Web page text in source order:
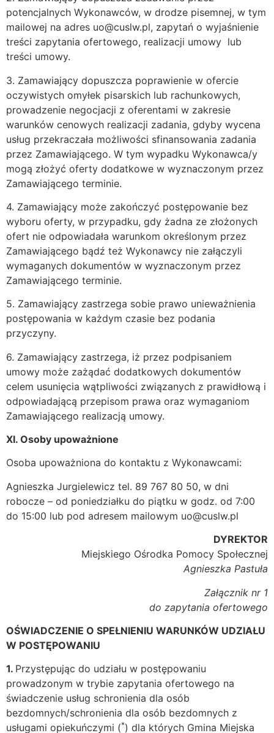
potencjalnych Wykonawców, w drodze pisemnej, w tym
mailowej na adres uo@cuslw.pl, zapytań o wyjaśnienie
treści zapytania ofertowego, realizacji umowy lub
treści umowy.
3. Zamawiający dopuszcza poprawienie w ofercie
oczywistych omyłek pisarskich lub rachunkowych,
prowadzenie negocjacji z oferentami w zakresie
warunków cenowych realizacji zadania, gdyby wycena
usług przekraczała możliwości sfinansowania zadania
przez Zamawiającego. W tym wypadku Wykonawca/y
mogą złożyć oferty dodatkowe w wyznaczonym przez
Zamawiającego terminie.
4. Zamawiający może zakończyć postępowanie bez
wyboru oferty, w przypadku, gdy żadna ze złożonych
ofert nie odpowiadała warunkom określonym przez
Zamawiającego bądź też Wykonawcy nie załączyli
wymaganych dokumentów w wyznaczonym przez
Zamawiającego terminie.
5. Zamawiający zastrzega sobie prawo unieważnienia
postępowania w każdym czasie bez podania
przyczyny.
6. Zamawiający zastrzega, iż przez podpisaniem
umowy może zażądać dodatkowych dokumentów
celem usunięcia wątpliwości związanych z prawidłową i
odpowiadającą przepisom prawa oraz wymaganiom
Zamawiającego realizacją umowy.
XI. Osoby upoważnione
Osoba upoważniona do kontaktu z Wykonawcami:
Agnieszka Jurgielewicz tel. 89 767 80 50, w dni
robocze – od poniedziałku do piątku w godz. od 7:00
do 15:00 lub pod adresem mailowym uo@cuslw.pl
DYREKTOR
Miejskiego Ośrodka Pomocy Społecznej
Agnieszka Pastuła
Załącznik nr 1
do zapytania ofertowego
OŚWIADCZENIE O SPEŁNIENIU WARUNKÓW UDZIAŁU
W POSTĘPOWANIU
1. Przystępując do udziału w postępowaniu
prowadzonym w trybie zapytania ofertowego na
świadczenie usług schronienia dla osób
bezdomnych/schronienia dla osób bezdomnych z
usługami opiekuńczymi (*) dla których Gmina Miejska